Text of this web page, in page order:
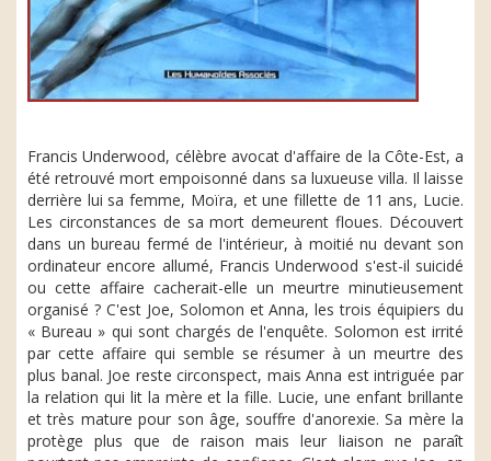
Francis Underwood, célèbre avocat d'affaire de la Côte-Est, a
été retrouvé mort empoisonné dans sa luxueuse villa. Il laisse
derrière lui sa femme, Moïra, et une fillette de 11 ans, Lucie.
Les circonstances de sa mort demeurent floues. Découvert
dans un bureau fermé de l'intérieur, à moitié nu devant son
ordinateur encore allumé, Francis Underwood s'est-il suicidé
ou cette affaire cacherait-elle un meurtre minutieusement
organisé ? C'est Joe, Solomon et Anna, les trois équipiers du
« Bureau » qui sont chargés de l'enquête. Solomon est irrité
par cette affaire qui semble se résumer à un meurtre des
plus banal. Joe reste circonspect, mais Anna est intriguée par
la relation qui lit la mère et la fille. Lucie, une enfant brillante
et très mature pour son âge, souffre d'anorexie. Sa mère la
protège plus que de raison mais leur liaison ne paraît